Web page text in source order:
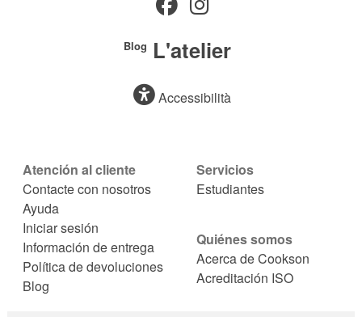
Blog L'atelier
Accessibilità
Atención al cliente
Contacte con nosotros
Ayuda
Iniciar sesión
Información de entrega
Política de devoluciones
Blog
Servicios
Estudiantes
Quiénes somos
Acerca de Cookson
Acreditación ISO